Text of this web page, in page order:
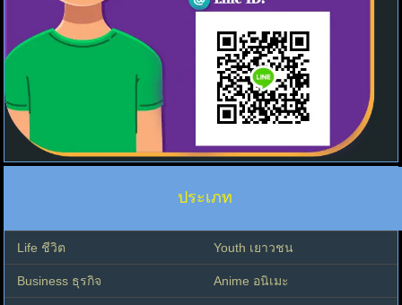
ประเภท
Life ชีวิต Youth เยาวชน
Business ธุรกิจ Anime อนิเมะ